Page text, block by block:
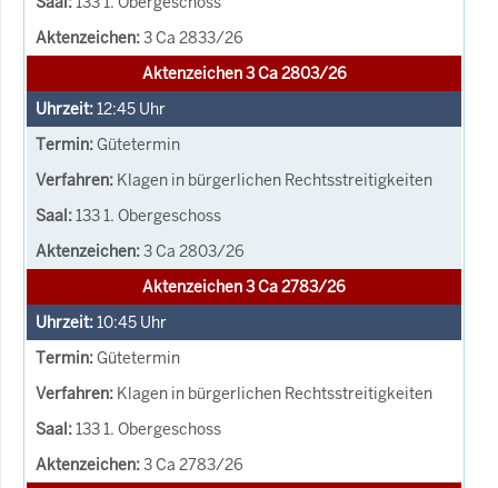
3 Ca 2833/26
Aktenzeichen 3 Ca 2803/26
12:45 Uhr
Gütetermin
Klagen in bürgerlichen Rechtsstreitigkeiten
133 1. Obergeschoss
3 Ca 2803/26
Aktenzeichen 3 Ca 2783/26
10:45 Uhr
Gütetermin
Klagen in bürgerlichen Rechtsstreitigkeiten
133 1. Obergeschoss
3 Ca 2783/26